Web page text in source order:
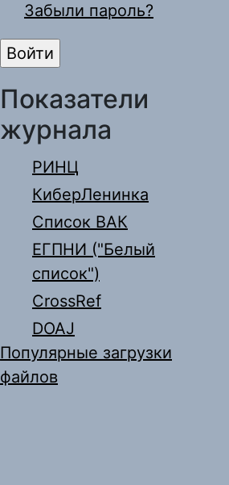
Забыли пароль?
Показатели
журнала
РИНЦ
КиберЛенинка
Список ВАК
ЕГПНИ ("Белый
список")
CrossRef
DOAJ
Популярные загрузки
файлов